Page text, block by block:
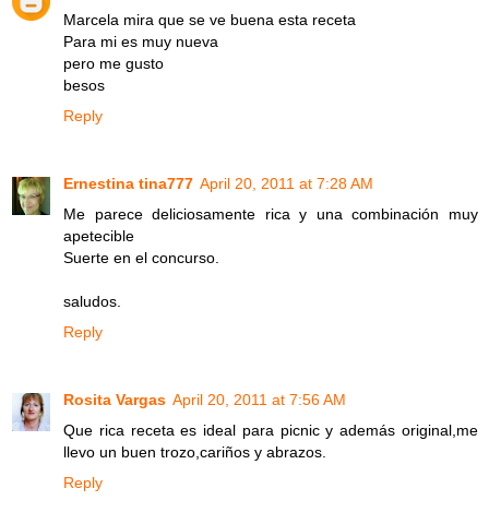
Marcela mira que se ve buena esta receta
Para mi es muy nueva
pero me gusto
besos
Reply
Ernestina tina777 April 20, 2011 at 7:28 AM
Me parece deliciosamente rica y una combinación muy
apetecible
Suerte en el concurso.
saludos.
Reply
Rosita Vargas April 20, 2011 at 7:56 AM
Que rica receta es ideal para picnic y además original,me
llevo un buen trozo,cariños y abrazos.
Reply